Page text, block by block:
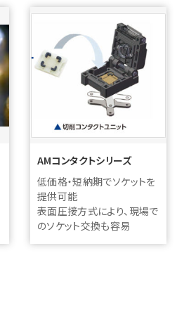
AMコンタクトシリーズ
低価格・短納期でソケットを
提供可能
表面圧接方式により、現場で
のソケット交換も容易